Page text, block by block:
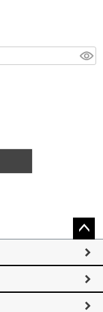
ペー
ップ
へ